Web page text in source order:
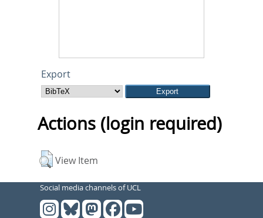
Export
Actions (login required)
View Item
Social media channels of UCL